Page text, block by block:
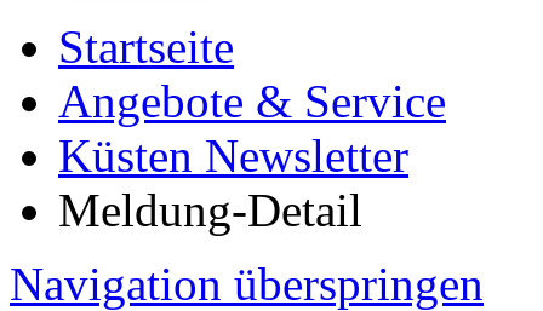
Startseite
Angebote & Service
Küsten Newsletter
Meldung-Detail
Navigation überspringen